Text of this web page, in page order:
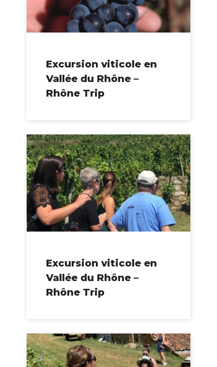
Excursion viticole en
Vallée du Rhône –
Rhône Trip
Excursion viticole en
Vallée du Rhône –
Rhône Trip